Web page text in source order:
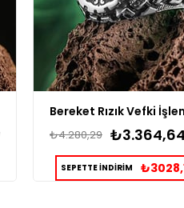
₺3.364,64
₺4.280,29
SEPETTE İNDİRİM